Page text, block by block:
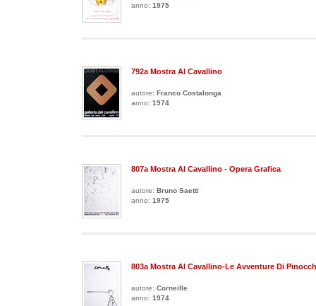
anno: 1975
792a Mostra Al Cavallino
autore: Franco Costalonga
anno: 1974
807a Mostra Al Cavallino - Opera Grafica
autore: Bruno Saetti
anno: 1975
803a Mostra Al Cavallino-Le Avventure Di
autore: Corneille
anno: 1974